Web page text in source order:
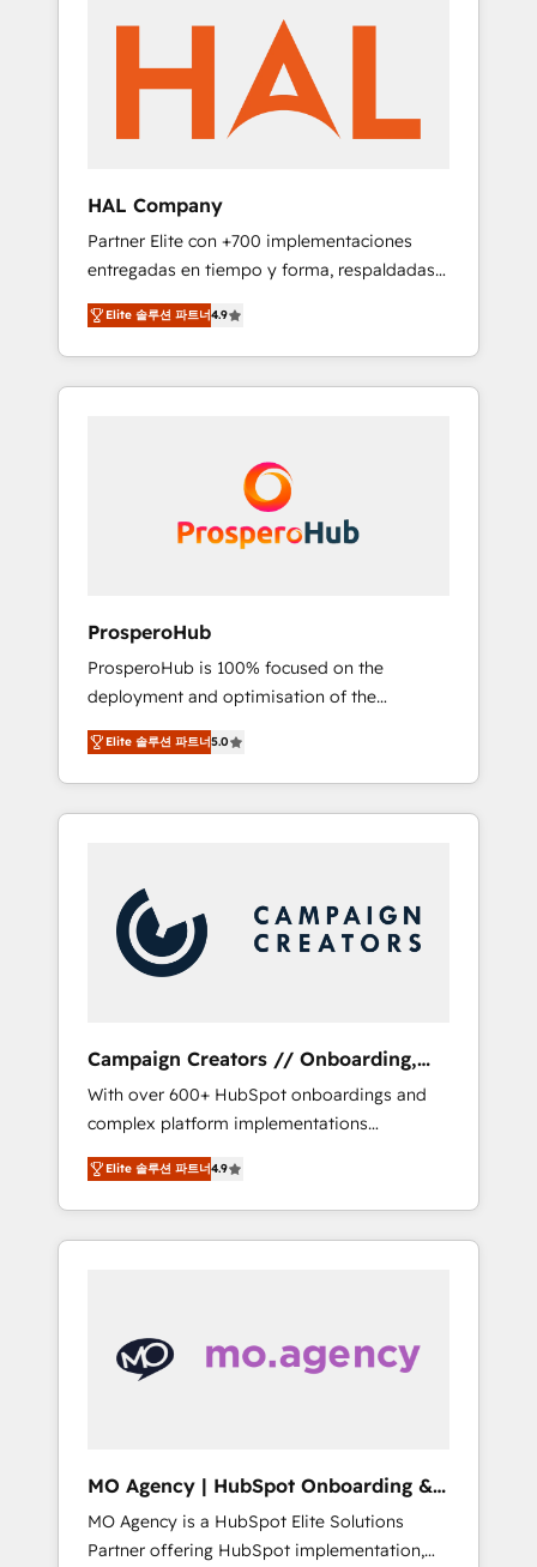
implementation, web design, sales &
marketing automation, and digital marketing.
With extensive experience working with tech
companies and manufacturers since 2002,
we are committed to empowering our clients
implementation and seamless integration of
the CRM platform into your digital
ecosystem. Would you like support in
deploying your inbound marketing strategy?
We'll provide support tailored to your needs
and sales objectives. With 125+ certifications,
we are part of the most certified Canadian
coast), our services are offered in both
HAL Company
Partner Elite con +700 implementaciones
entregadas en tiempo y forma, respaldadas
por 6 acreditaciones de HubSpot y un
equipo de 6 Certified Trainers avalados por
HubSpot Academy. Acompañamos a las
empresas en cada etapa de su crecimiento
Nos caracterizamos por combinar excelencia
técnica con una mirada estratégica a largo
Elite 솔루션 파트너4.9
ProsperoHub
ProsperoHub is 100% focused on the
deployment and optimisation of the
HubSpot CRM platform. Our highly
experienced team of solutions experts will
ensure that you achieve maximum adoption
and ROI from your HubSpot investment. Use
your team on their HubSpot journey, design
and implement your processes and skilfully
bring your revenue infrastructure to life. Our
collaborative approach keeps you in control
supported over 500 organisations with
HubSpot implementation, optimisation,
training, and adoption assurance. Our tried
and tested Roadmap methodology will
ensure that you receive the best deployment
experience possible. Whether you are new to
HubSpot or seeking to turn around a poor
Elite 솔루션 파트너5.0
Campaign Creators // Onboarding,
CRM Migration
With over 600+ HubSpot onboardings and
complex platform implementations
delivered, CC is the go-to Elite Solutions
Partner for businesses ready to migrate,
replatform, and scale smarter. We specialize
in high-impact CRM and CMS migrations and
turning fragmented systems into unified,
growth-ready HubSpot architectures that
custom integrations across your full tech
stack. - Custom object setup, CMS builds, and
full-funnel automation. - Dashboards,
Elite 솔루션 파트너4.9
MO Agency | HubSpot Onboarding &
Implementation
MO Agency is a HubSpot Elite Solutions
Partner offering HubSpot implementation,